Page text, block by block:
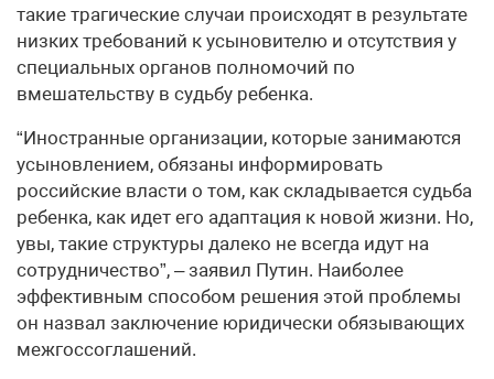
такие трагические случаи происходят в результате
низких требований к усыновителю и отсутствия у
специальных органов полномочий по
вмешательству в судьбу ребенка.
“Иностранные организации, которые занимаются
усыновлением, обязаны информировать
российские власти о том, как складывается судьба
ребенка, как идет его адаптация к новой жизни. Но,
увы, такие структуры далеко не всегда идут на
сотрудничество”, – заявил Путин. Наиболее
эффективным способом решения этой проблемы
он назвал заключение юридически обязывающих
межгоссоглашений.